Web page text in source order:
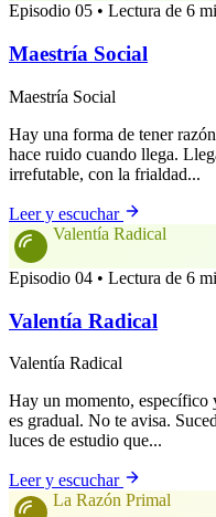
Episodio 05 • Lectura de 6
Maestría Social
Maestría Social
Hay una forma de tener
hace ruido cuando llega.
irrefutable, con la frialdad...
Leer y escuchar
Valentía Radical
Episodio 04 • Lectura de 6
Valentía Radical
Valentía Radical
Hay un momento, específico
es gradual. No te avisa.
luces de estudio que...
Leer y escuchar
La Razón Primal